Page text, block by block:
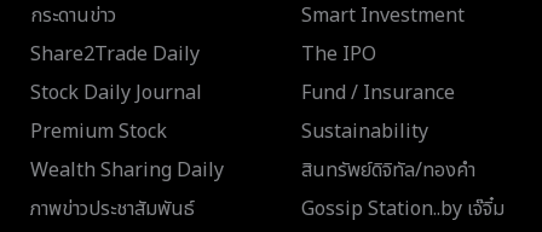
กระดานข่าว
Share2Trade Daily
Stock Daily Journal
Premium Stock
Wealth Sharing Daily
ภาพข่าวประชาสัมพันธ์
Smart Investment
The IPO
Fund / Insurance
Sustainability
สินทรัพย์ดิจิทัล/ทองคำ
Gossip Station..by เจ๊จิ๋ม